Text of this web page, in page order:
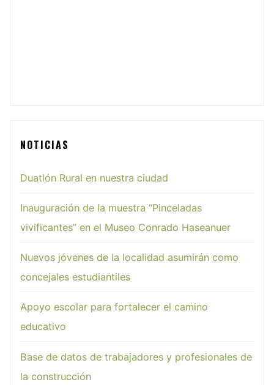
NOTICIAS
Duatlón Rural en nuestra ciudad
Inauguración de la muestra “Pinceladas
vivificantes” en el Museo Conrado Haseanuer
Nuevos jóvenes de la localidad asumirán como
concejales estudiantiles
Apoyo escolar para fortalecer el camino
educativo
Base de datos de trabajadores y profesionales de
la construcción